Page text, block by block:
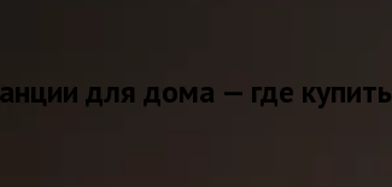
для дома — где купить